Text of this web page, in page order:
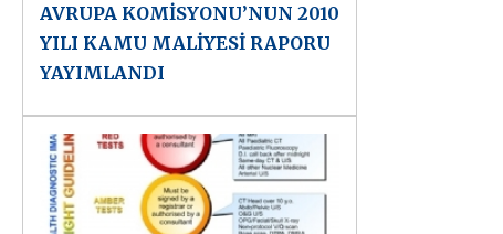
AVRUPA KOMİSYONU’NUN 2010
YILI KAMU MALİYESİ RAPORU
YAYIMLANDI